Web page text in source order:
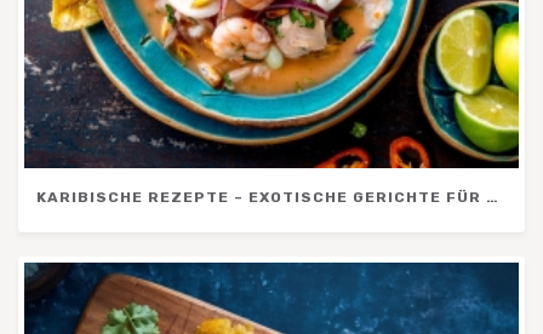
KARIBISCHE REZEPTE – EXOTISCHE GERICHTE FÜR URLAUBSFEELING ZU HAUSE